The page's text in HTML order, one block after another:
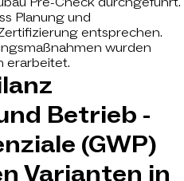
Planung und
entsprechen.
wurden
erarbeitet.
Betrieb -
(GWP)
Varianten in